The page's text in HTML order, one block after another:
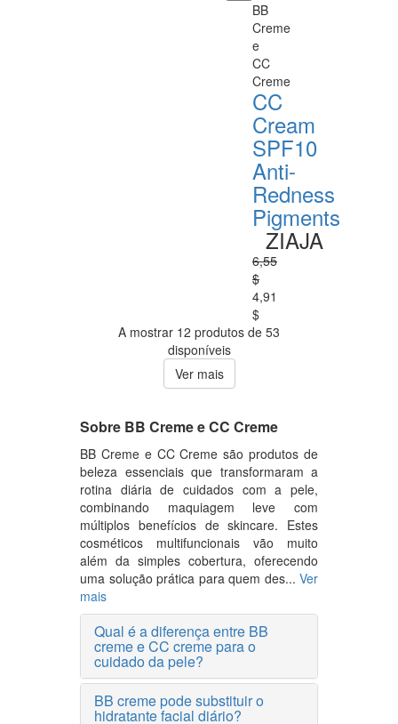
BB
Creme
e
CC
Creme
CC
Cream
SPF10
Anti-
Redness
Pigments
ZIAJA
6,55
$
4,91
$
A mostrar 12 produtos de 53
disponíveis
Ver mais
Sobre BB Creme e CC Creme
BB Creme e CC Creme são produtos de
beleza essenciais que transformaram a
rotina diária de cuidados com a pele,
combinando maquiagem leve com
múltiplos benefícios de skincare. Estes
cosméticos multifuncionais vão muito
além da simples cobertura, oferecendo
uma solução prática para quem des... Ver
mais
Qual é a diferença entre BB
creme e CC creme para o
cuidado da pele?
BB creme pode substituir o
hidratante facial diário?